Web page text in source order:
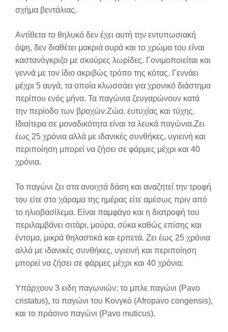
σχήμα βεντάλιας.
Αντίθετα το θηλυκό δεν έχει αυτή την εντυπωσιακή
όψη, δεν διαθέτει μακριά ουρά και το χρώμα του είναι
καστανόγκριζο με σκούρες λωρίδες. Γονιμοποιείται και
γεννά με τον ίδιο ακριβώς τρόπο της κότας. Γεννάει
μέχρι 5 αυγά, τα οποία κλωσσάει για χρονικό διάστημα
περίπου ενός μήνα. Τα παγώνια ζευγαρώνουν κατά
την περίοδο των βροχών.Ζώα, ευτυχίας και τύχης.
Ιδιαίτερα σε μοναδικότητα είναι τα λευκά παγώνια.Ζει
έως 25 χρόνια αλλά με ιδανικές συνθήκες, υγιεινή και
περιποίηση μπορεί να ζήσει σε φάρμες μέχρι και 40
χρόνια.
Το παγώνι ζει στα ανοιχτά δάση και αναζητεί την τροφή
του είτε στο χάραμα της ημέρας είτε αμέσως πριν από
το ηλιοβασίλεμα. Είναι παμφάγο και η διατροφή του
περιλαμβάνει σιτάρι, μούρα, σύκα καθώς επίσης και
έντομα, μικρά θηλαστικά και ερπετά. Ζει έως 25 χρόνια
αλλά με ιδανικές συνθήκες, υγιεινή και περιποίηση
μπορεί να ζήσει σε φάρμες μέχρι και 40 χρόνια.
Υπάρχουν 3 ειδη παγωνιών: το μπλε παγώνι (Pavo
cristatus), το παγώνι του Κονγκό (Afropavo congensis),
και το πράσινο παγώνι (Pavo muticus).